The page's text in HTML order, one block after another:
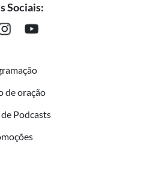
Sociais:
de oração
Podcasts